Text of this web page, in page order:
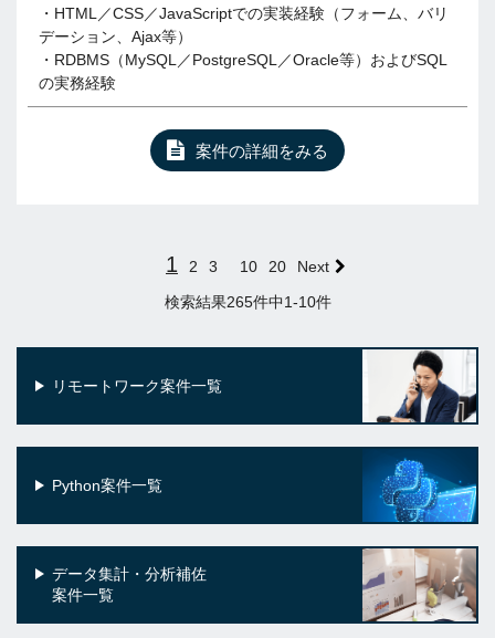
・HTML／CSS／JavaScriptでの実装経験（フォーム、バリ
デーション、Ajax等）
・RDBMS（MySQL／PostgreSQL／Oracle等）およびSQL
の実務経験
案件の詳細をみる
1 2 3 10 20 Next
検索結果265件中1-10件
リモートワーク案件一覧
Python案件一覧
データ集計・分析補佐
案件一覧